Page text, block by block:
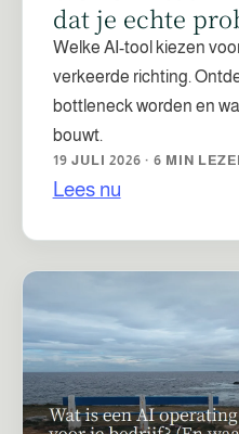
dat je echte
Welke AI-tool kiezen
verkeerde richting.
bottleneck worden en
bouwt.
19 JULI 2026 · 6 MIN
Lees nu